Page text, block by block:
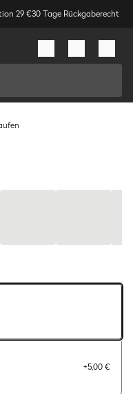
29 €30 Tage Rückgaberecht
+5,00 €